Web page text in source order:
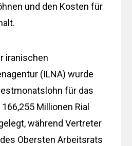
und den Kosten für
iranischen
(ILNA) wurde
für das
Millionen Rial
während Vertreter
Obersten Arbeitsrats